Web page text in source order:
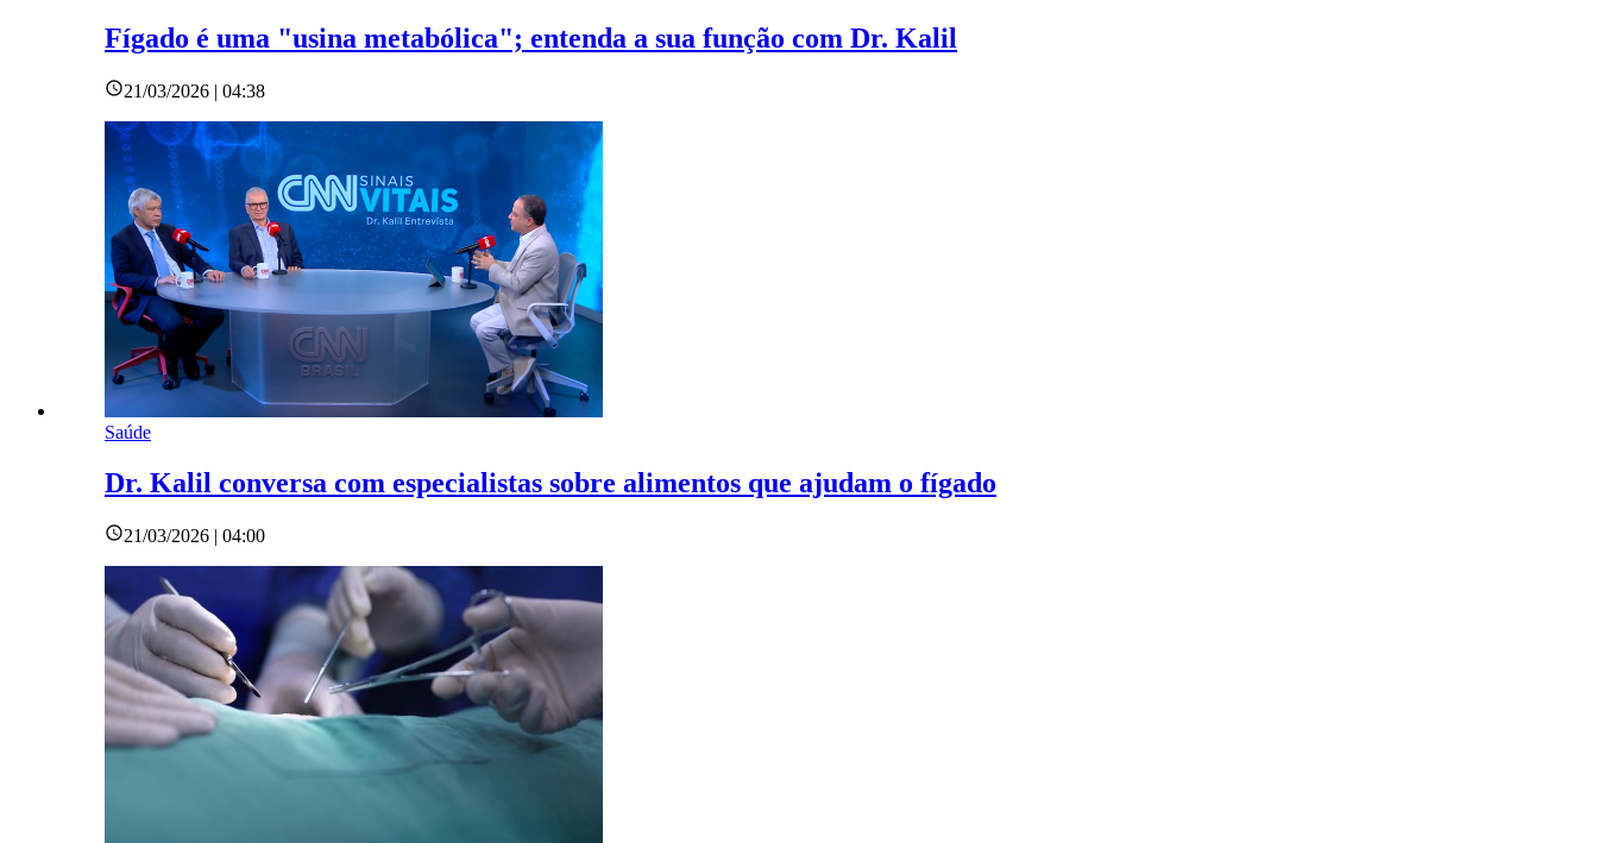
Fígado é uma "usina metabólica"; entenda a sua função com Dr. Kalil
21/03/2026 | 04:38
Saúde
Dr. Kalil conversa com especialistas sobre alimentos que ajudam o fígado
21/03/2026 | 04:00